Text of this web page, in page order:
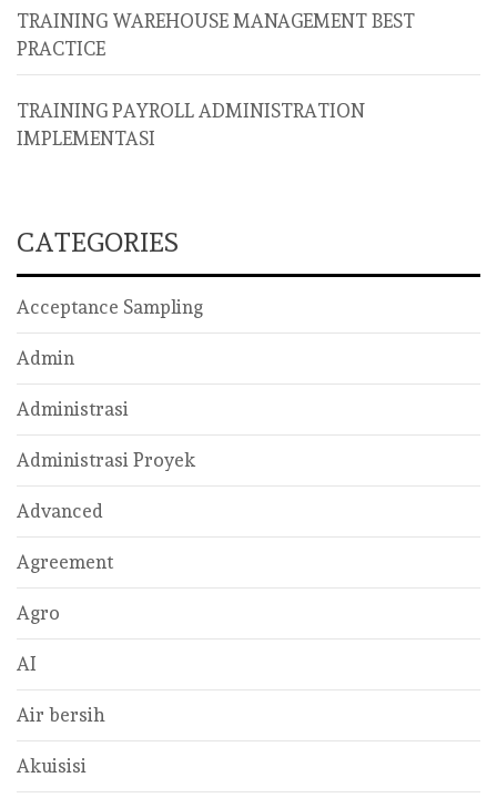
TRAINING WAREHOUSE MANAGEMENT BEST
PRACTICE
TRAINING PAYROLL ADMINISTRATION
IMPLEMENTASI
CATEGORIES
Acceptance Sampling
Admin
Administrasi
Administrasi Proyek
Advanced
Agreement
Agro
AI
Air bersih
Akuisisi